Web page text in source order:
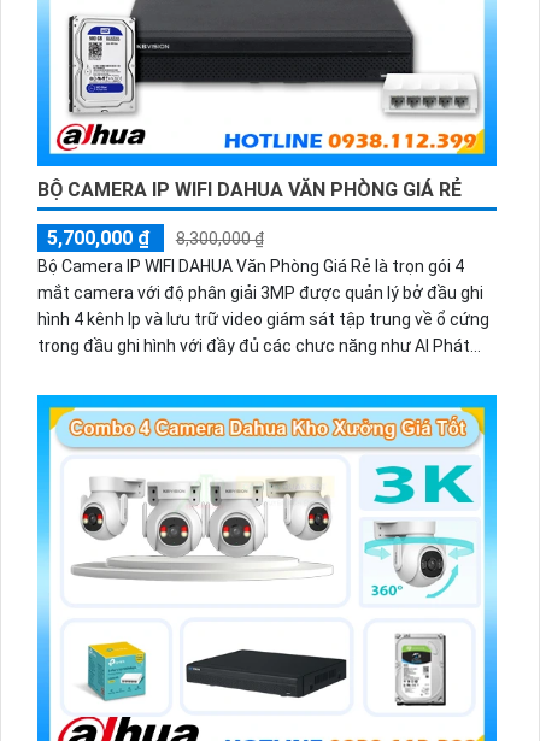
BỘ CAMERA IP WIFI DAHUA VĂN PHÒNG GIÁ RẺ
5,700,000 ₫
8,300,000 ₫
Bộ Camera IP WIFI DAHUA Văn Phòng Giá Rẻ là trọn gói 4
mắt camera với độ phân giải 3MP được quản lý bở đầu ghi
hình 4 kênh Ip và lưu trữ video giám sát tập trung về ổ cứng
trong đầu ghi hình với đầy đủ các chưc năng như AI Phát
có màu vào ban đêm